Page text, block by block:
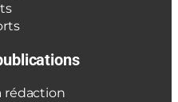
rédaction